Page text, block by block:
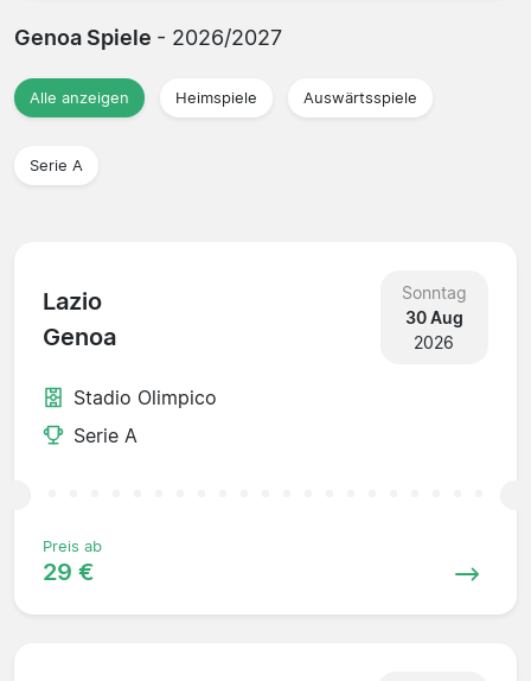
Genoa Spiele - 2026/2027
Alle anzeigen Heimspiele Auswärtsspiele
Serie A
Lazio
Genoa
Sonntag
30 Aug
2026
Stadio Olimpico
Serie A
Preis ab
29 €